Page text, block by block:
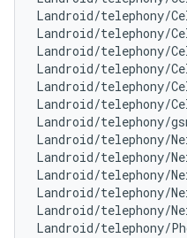
Landroid/
Landroid/telephony/
Landroid/telephony/
Landroid/telephony/
Landroid/telephony/
Landroid/telephony/
Landroid/telephony/
Landroid/telephony/
Landroid/telephony/
Landroid/telephony/
Landroid/telephony/
Landroid/
Landroid/telephony/